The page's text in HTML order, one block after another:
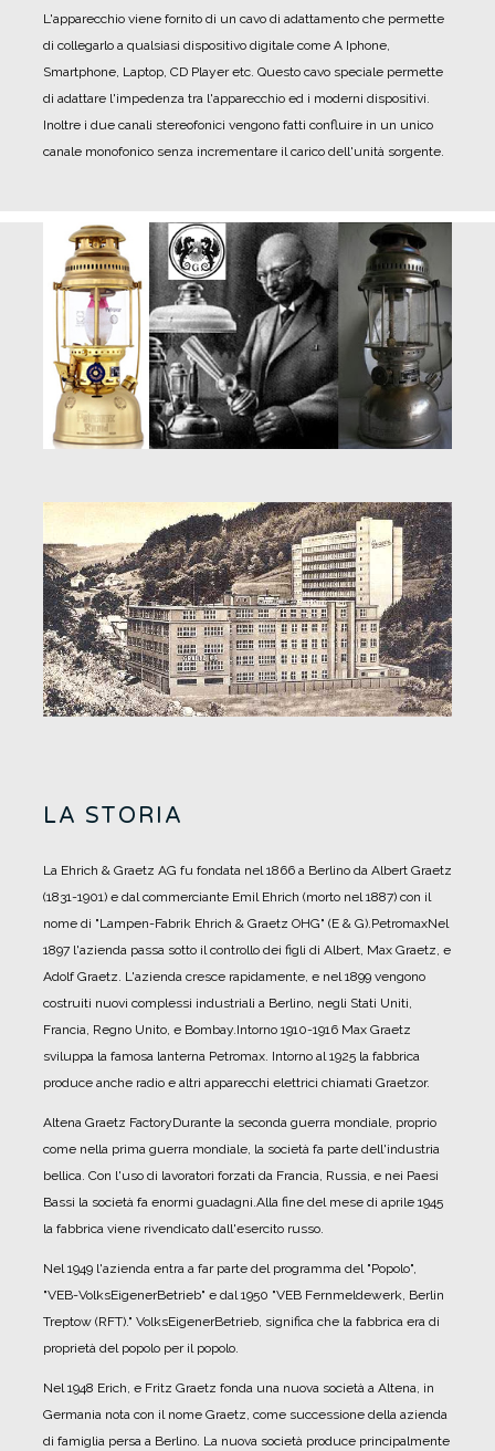
L'apparecchio viene fornito di un cavo di adattamento che permette
di collegarlo a qualsiasi dispositivo digitale come A Iphone,
Smartphone, Laptop, CD Player etc. Questo cavo speciale permette
di adattare l'impedenza tra l'apparecchio ed i moderni dispositivi.
Inoltre i due canali stereofonici vengono fatti confluire in un unico
canale monofonico senza incrementare il carico dell'unità sorgente.
LA STORIA
La Ehrich & Graetz AG fu fondata nel 1866 a Berlino da Albert Graetz
(1831-1901) e dal commerciante Emil Ehrich (morto nel 1887) con il
nome di "Lampen-Fabrik Ehrich & Graetz OHG" (E & G).PetromaxNel
1897 l'azienda passa sotto il controllo dei figli di Albert, Max Graetz, e
Adolf Graetz. L'azienda cresce rapidamente, e nel 1899 vengono
costruiti nuovi complessi industriali a Berlino, negli Stati Uniti,
Francia, Regno Unito, e Bombay.Intorno 1910-1916 Max Graetz
sviluppa la famosa lanterna Petromax. Intorno al 1925 la fabbrica
produce anche radio e altri apparecchi elettrici chiamati Graetzor.
Altena Graetz FactoryDurante la seconda guerra mondiale, proprio
come nella prima guerra mondiale, la società fa parte dell'industria
bellica. Con l'uso di lavoratori forzati da Francia, Russia, e nei Paesi
Bassi la società fa enormi guadagni.Alla fine del mese di aprile 1945
la fabbrica viene rivendicato dall'esercito russo.
Nel 1949 l'azienda entra a far parte del programma del "Popolo",
"VEB-VolksEigenerBetrieb" e dal 1950 "VEB Fernmeldewerk, Berlin
Treptow (RFT)." VolksEigenerBetrieb, significa che la fabbrica era di
proprietà del popolo per il popolo.
Nel 1948 Erich, e Fritz Graetz fonda una nuova società a Altena, in
Germania nota con il nome Graetz, come successione della azienda
di famiglia persa a Berlino. La nuova società produce principalmente